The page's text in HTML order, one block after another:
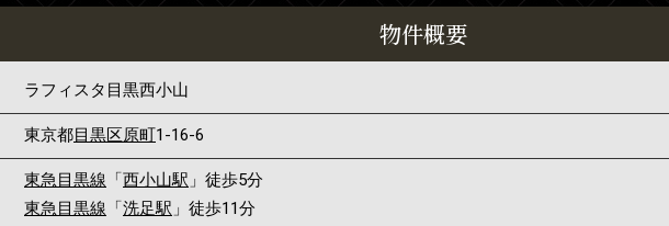
物件概要
ラフィスタ目黒西小山
東京都目黒区原町1-16-6
東急目黒線 「西小山駅 」徒歩5分
東急目黒線 「洗足駅 」徒歩11分